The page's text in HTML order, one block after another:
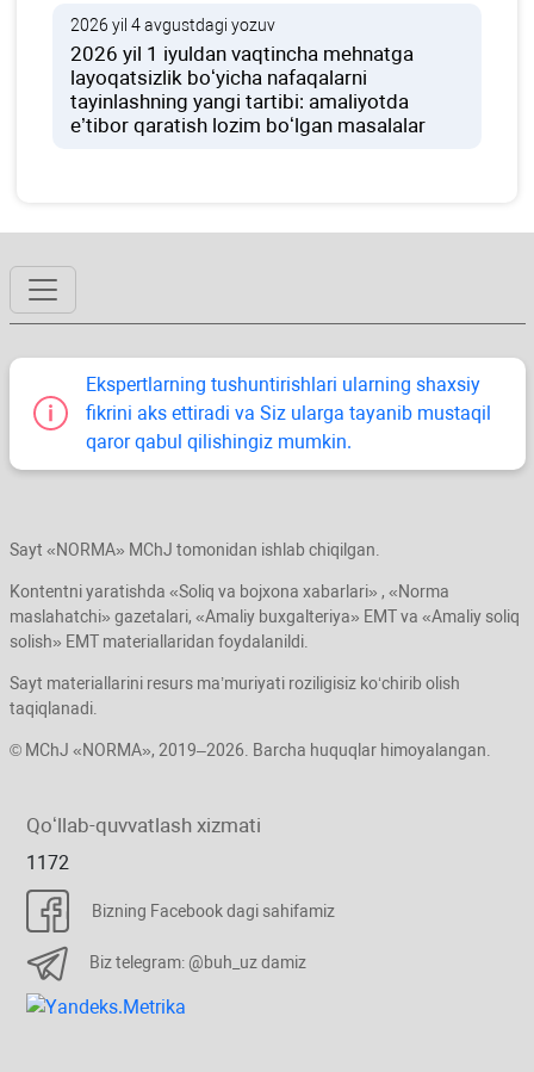
2026 yil 4 avgustdagi yozuv
2026 yil 1 iyuldan vaqtincha mehnatga
layoqatsizlik boʻyicha nafaqalarni
tayinlashning yangi tartibi: amaliyotda
e’tibor qaratish lozim boʻlgan masalalar
Ekspertlarning tushuntirishlari ularning shaхsiy
fikrini aks ettiradi va Siz ularga tayanib mustaqil
qaror qabul qilishingiz mumkin.
Sayt «NORMA» MChJ tomonidan ishlab chiqilgan.
Kontentni yaratishda «Soliq va bojхona хabarlari» , «Norma
maslahatchi» gazetalari, «Amaliy buхgalteriya» EMT va «Amaliy soliq
solish» EMT materiallaridan foydalanildi.
Sayt materiallarini resurs ma’muriyati roziligisiz koʻchirib olish
taqiqlanadi.
© MChJ «NORMA», 2019–2026. Barcha huquqlar himoyalangan.
Qoʻllab-quvvatlash хizmati
1172
Bizning Facebook dagi sahifamiz
Biz telegram: @buh_uz damiz